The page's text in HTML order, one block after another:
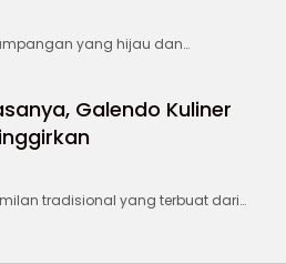
yang hijau dan…
Galendo Kuliner
tradisional yang terbuat dari…